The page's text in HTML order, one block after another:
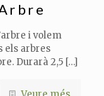
i volem
els arbres
Durarà 2,5 […]